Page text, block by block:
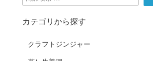
索
対
カテゴリから探す
クラフトジンジャー